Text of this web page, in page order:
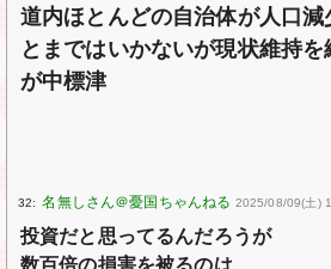
道内ほとんどの自治体が人口
とまではいかないが現状維持
が中標津
32: 2025/08/09(土)
投資だと思ってるんだろうが